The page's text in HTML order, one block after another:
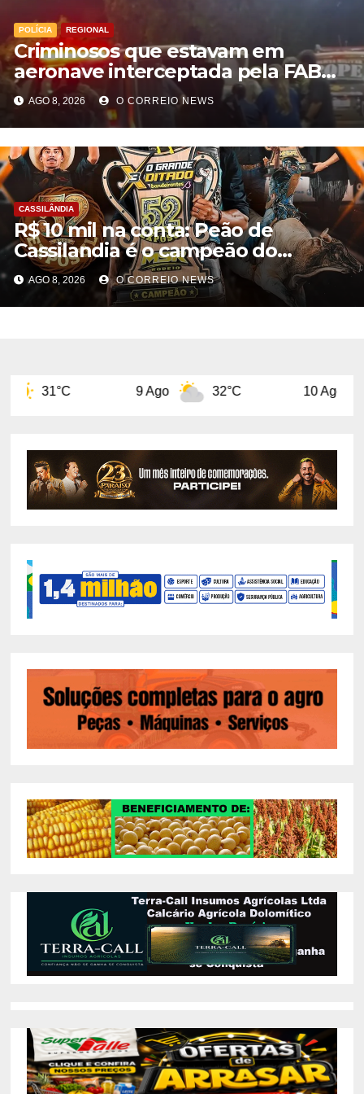
POLÍCIA REGIONAL
Criminosos que estavam em
aeronave interceptada pela FAB
em MS morrem durante confronto
com o Bope
AGO 8, 2026 O CORREIO NEWS
CASSILÂNDIA
R$ 10 mil na conta: Peão de
Cassilandia é o campeão do
desafio “O Grande Ditado
Bandeirantes” em Rondonópolis
AGO 8, 2026 O CORREIO NEWS
9 Ago 32°C 10 Ago 32°C